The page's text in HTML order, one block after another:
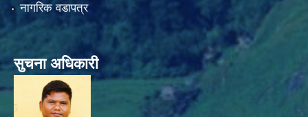
नागरिक वडापत्र
सुचना अधिकारी